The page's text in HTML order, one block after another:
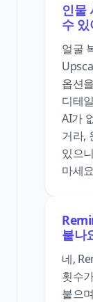
인물
수 있
얼굴
옵션
디테
AI가
거라,
있으
마세
붙나
네,
횟수
붙으